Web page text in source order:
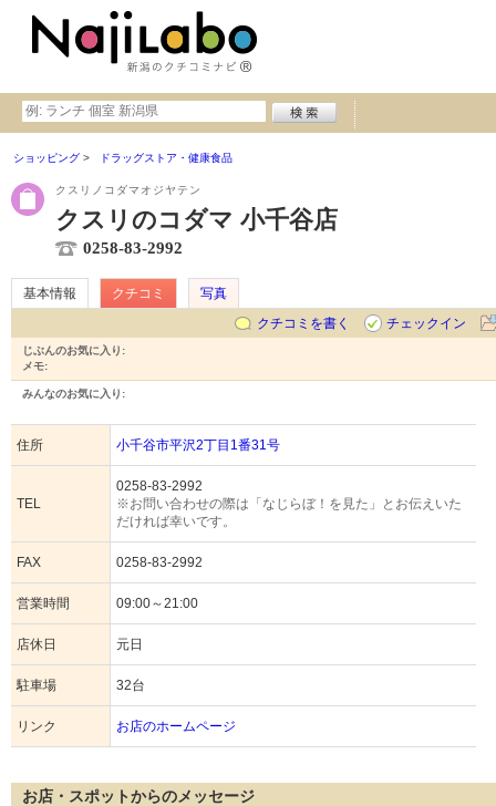
ショッピング ドラッグストア・健康食品
クスリノコダマオジヤテン
クスリのコダマ 小千谷店
0258-83-2992
基本情報 クチコミ
写真
クチコミを書く
チェックイン
じぶんのお気に入り:
メモ:
みんなのお気に入り:
住所 小千谷市平沢2丁目1番31号
TEL
0258-83-2992
※お問い合わせの際は「なじらぼ！を見た」とお伝えいた
だければ幸いです。
FAX 0258-83-2992
営業時間 09:00～21:00
店休日 元日
駐車場 32台
リンク お店のホームページ
お店・スポットからのメッセージ